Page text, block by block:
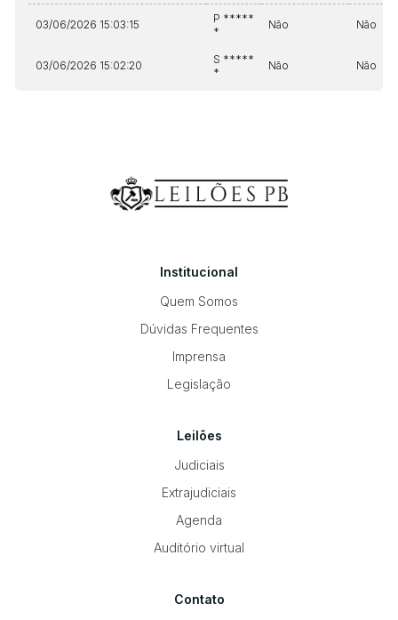
03/06/2026 15:03:15
P *****
*
Não Não
03/06/2026 15:02:20
S *****
*
Não Não
Institucional
Quem Somos
Dúvidas Frequentes
Imprensa
Legislação
Leilões
Judiciais
Extrajudiciais
Agenda
Auditório virtual
Contato